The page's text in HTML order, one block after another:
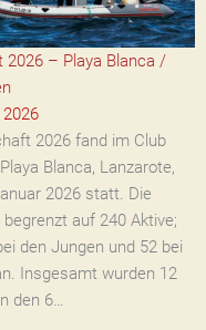
2026 – Playa Blanca /
2026 fand im Club
Blanca, Lanzarote,
2026 statt. Die
auf 240 Aktive;
den Jungen und 52 bei
Insgesamt wurden 12
den 6…